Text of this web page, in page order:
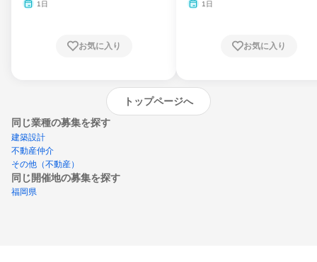
1日
お気に入り
1日
お気に入り
トップページへ
同じ業種の募集を探す
建築設計
不動産仲介
その他（不動産）
同じ開催地の募集を探す
福岡県